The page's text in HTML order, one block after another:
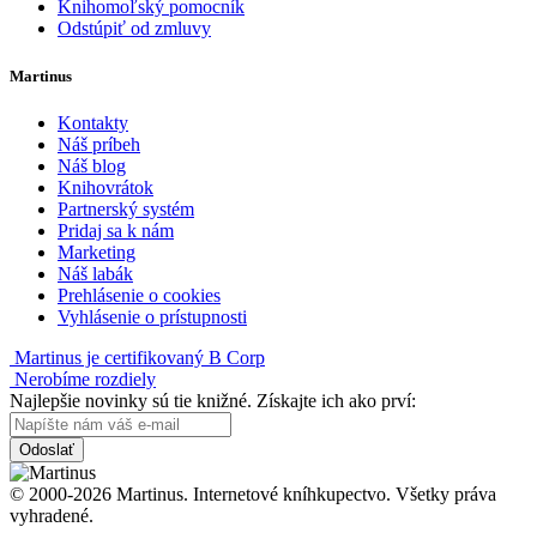
Knihomoľský pomocník
Odstúpiť od zmluvy
Martinus
Kontakty
Náš príbeh
Náš blog
Knihovrátok
Partnerský systém
Pridaj sa k nám
Marketing
Náš labák
Prehlásenie o cookies
Vyhlásenie o prístupnosti
Martinus je certifikovaný B Corp
Nerobíme rozdiely
Najlepšie novinky sú tie knižné. Získajte ich ako prví:
Odoslať
© 2000-2026 Martinus. Internetové kníhkupectvo. Všetky práva
vyhradené.